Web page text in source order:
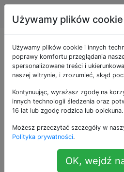
Apple Tagi
Dlaczego
pomocą
`.dmg`?
Kiedy chcę
zazwyczaj
Używamy plików cookie
Używamy plików cookie i innych
poprawy komfortu przeglądania
spersonalizowane treści i
naszej witrynie, i zrozumieć, skąd
Kontynuując, wyrażasz zgodę na
innych technologii śledzenia oraz
16 lat lub zgodę rodzica lub opiekuna.
Możesz przeczytać szczegóły w
Polityka prywatności.
OK, wejdź